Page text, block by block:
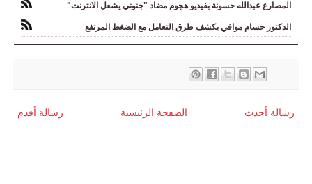
المصارع عبدالله حسونة بفيديو هجوم مضاد "جنوني يشعل الانترنت"
الدكتور حسام موافي يكشف طرق التعامل مع الضغط المرتفع
رسالة أحدث رسالة أقدم الصفحة الرئيسية